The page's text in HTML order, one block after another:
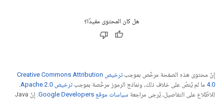
هل كان المحتوى مفيدًا؟
إنّ محتوى هذه الصفحة مرخّص بموجب
ترخيص Creative Commons Attribution
4.0‏ ما لم يُنصّ على خلاف ذلك، ونماذج الرموز مرخّصة بموجبترخيص Apache 2.0‏
.
للاطّلاع على التفاصيل، يُرجى مراجعة سياسات موقع Google Developers‏
. إنّ Java